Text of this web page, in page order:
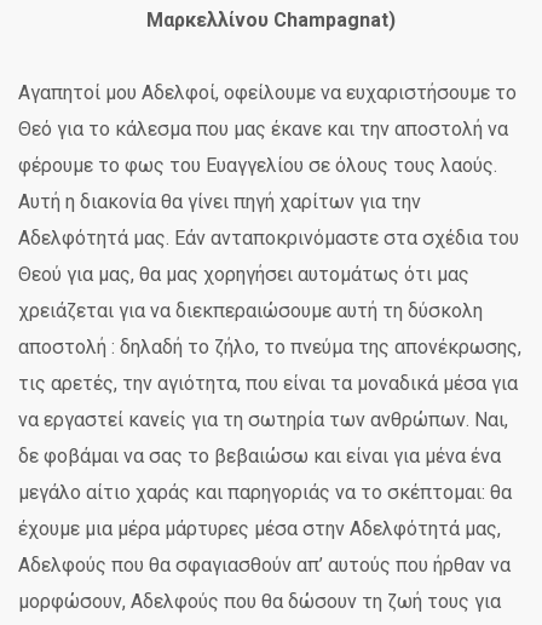
Μαρκελλίνου Champagnat)
Αγαπητοί μου Αδελφοί, οφείλουμε να ευχαριστήσουμε το
Θεό για το κάλεσμα που μας έκανε και την αποστολή να
φέρουμε το φως του Ευαγγελίου σε όλους τους λαούς.
Αυτή η διακονία θα γίνει πηγή χαρίτων για την
Αδελφότητά μας. Εάν ανταποκρινόμαστε στα σχέδια του
Θεού για μας, θα μας χορηγήσει αυτομάτως ότι μας
χρειάζεται για να διεκπεραιώσουμε αυτή τη δύσκολη
αποστολή : δηλαδή το ζήλο, το πνεύμα της απονέκρωσης,
τις αρετές, την αγιότητα, που είναι τα μοναδικά μέσα για
να εργαστεί κανείς για τη σωτηρία των ανθρώπων. Ναι,
δε φοβάμαι να σας το βεβαιώσω και είναι για μένα ένα
μεγάλο αίτιο χαράς και παρηγοριάς να το σκέπτομαι: θα
έχουμε μια μέρα μάρτυρες μέσα στην Αδελφότητά μας,
Αδελφούς που θα σφαγιασθούν απ’ αυτούς που ήρθαν να
μορφώσουν, Αδελφούς που θα δώσουν τη ζωή τους για